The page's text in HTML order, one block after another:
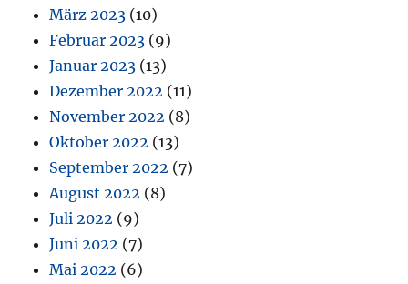
März 2023 (10)
Februar 2023 (9)
Januar 2023 (13)
Dezember 2022 (11)
November 2022 (8)
Oktober 2022 (13)
September 2022 (7)
August 2022 (8)
Juli 2022 (9)
Juni 2022 (7)
Mai 2022 (6)